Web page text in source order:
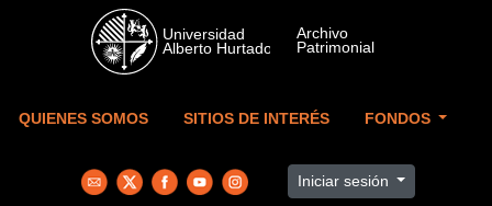
Skip to main content
QUIENES SOMOS SITIOS DE INTERÉS FONDOS
Iniciar sesión